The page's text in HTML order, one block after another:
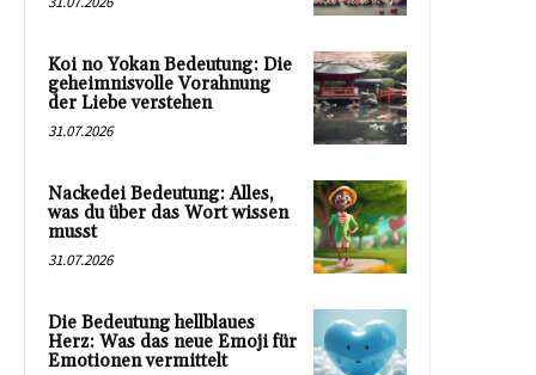
Koi no Yokan Bedeutung: Die
geheimnisvolle Vorahnung
der Liebe verstehen
31.07.2026
Nackedei Bedeutung: Alles,
was du über das Wort wissen
musst
31.07.2026
Die Bedeutung hellblaues
Herz: Was das neue Emoji für
Emotionen vermittelt